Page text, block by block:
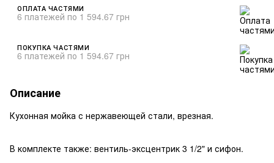
ОПЛАТА ЧАСТЯМИ
6 платежей по 1 594.67 грн
ПОКУПКА ЧАСТЯМИ
6 платежей по 1 594.67 грн
Описание
Кухонная мойка с нержавеющей стали, врезная.
В комплекте также: вентиль-эксцентрик 3 1/2" и сифон.